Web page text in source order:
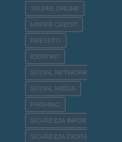
TRUFFE ONLINE
MISTER CREDIT
PRESTITO
IDENTIKIT
SOCIAL NETWORK
SOCIAL MEDIA
PHISHING
SICUREZZA INFORMATICA
SICUREZZA DIGITALE